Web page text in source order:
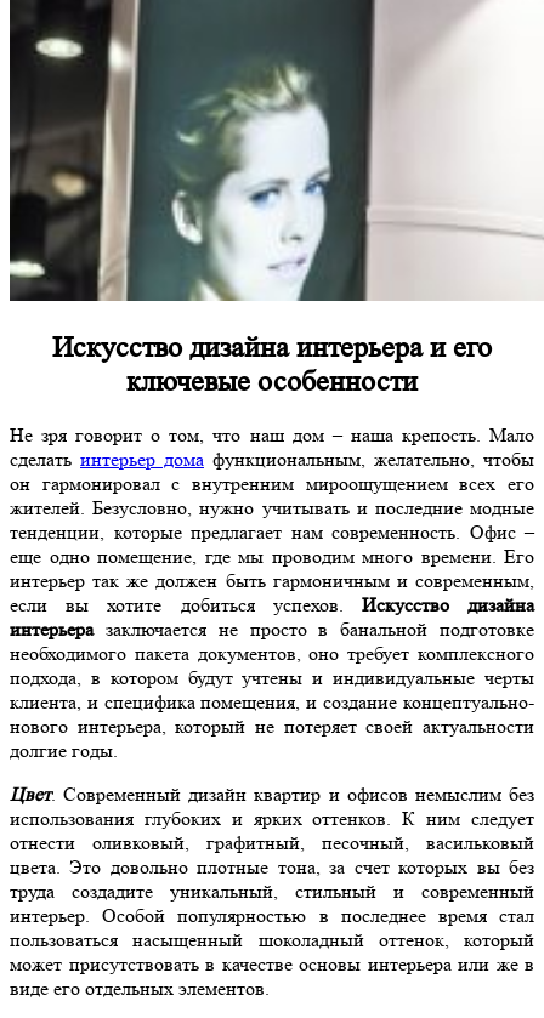
Искусство дизайна интерьера и его
ключевые особенности
Не зря говорит о том, что наш дом – наша крепость. Мало
сделать интерьер дома функциональным, желательно, чтобы
он гармонировал с внутренним мироощущением всех его
жителей. Безусловно, нужно учитывать и последние модные
тенденции, которые предлагает нам современность. Офис –
еще одно помещение, где мы проводим много времени. Его
интерьер так же должен быть гармоничным и современным,
если вы хотите добиться успехов. Искусство дизайна
интерьеразаключается не просто в банальной подготовке
необходимого пакета документов, оно требует комплексного
подхода, в котором будут учтены и индивидуальные черты
клиента, и специфика помещения, и создание концептуально-
нового интерьера, который не потеряет своей актуальности
долгие годы.
Цвет. Современный дизайн квартир и офисов немыслим без
использования глубоких и ярких оттенков. К ним следует
отнести оливковый, графитный, песочный, васильковый
цвета. Это довольно плотные тона, за счет которых вы без
труда создадите уникальный, стильный и современный
интерьер. Особой популярностью в последнее время стал
пользоваться насыщенный шоколадный оттенок, который
может присутствовать в качестве основы интерьера или же в
виде его отдельных элементов.